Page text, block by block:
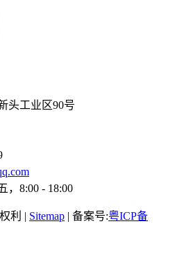
头工业区90号
，8:00 - 18:00
利 | Sitemap | 备案号:粤ICP备